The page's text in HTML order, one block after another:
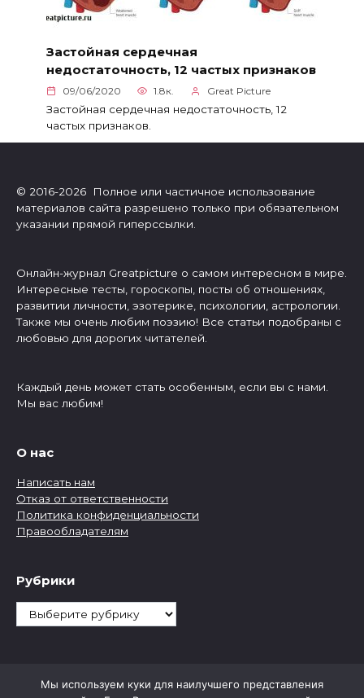
Застойная сердечная
недостаточность, 12 частых признаков
09/06/2020 1.8к. Great Picture
Застойная сердечная недостаточность, 12
частых признаков.
© 2016-2026 Полное или частичное использование
материалов сайта разрешено только при обязательном
указании прямой гиперссылки.
Онлайн-журнал Greatpicture о самом интересном в мире.
Интересные тесты, гороскопы, посты об отношениях,
развитии личности, эзотерике, психологии, астрологии.
Также мы очень любим поэзию! Все статьи подобраны с
любовью для дорогих читателей.
Каждый день может стать особенным, если вы с нами.
Мы вас любим!
О нас
Написать нам
Отказ от ответственности
Политика конфиденциальности
Правообладателям
Рубрики
Рубрики
Мы используем куки для наилучшего представления